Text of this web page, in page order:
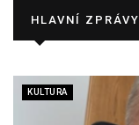
HLAVNÍ ZPRÁVY
KULTURA